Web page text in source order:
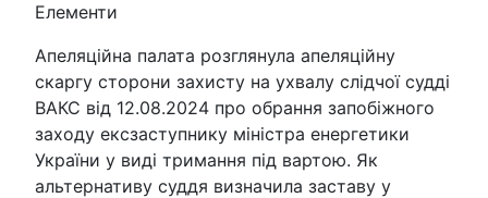
Елементи
Апеляційна палата розглянула апеляційну
скаргу сторони захисту на ухвалу слідчої судді
ВАКС від 12.08.2024 про обрання запобіжного
заходу ексзаступнику міністра енергетики
України у виді тримання під вартою. Як
альтернативу суддя визначила заставу у